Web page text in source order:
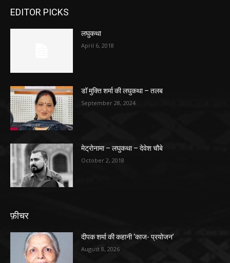
EDITOR PICKS
लघुकथा
April 6, 2018
डॉ मुक्ति शर्मा की लघुकथा – तलब
September 28, 2024
मेट्रोनामा – लघुकथा – देवेश चौबे
October 2, 2018
फ़ीचर
दीपक शर्मा की कहानी ‘काज- प्रयोजन’
August 8, 2026